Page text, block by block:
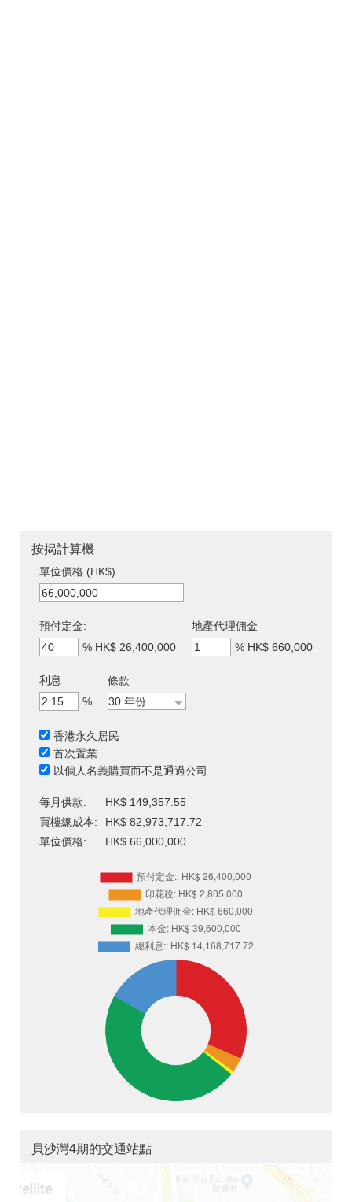
按揭計算機
單位價格 (HK$)
預付定金:
% HK$ 26,400,000
地產代理佣金
% HK$ 660,000
利息
%
條款
香港永久居民
首次置業
以個人名義購買而不是通過公司
每月供款:
HK$ 149,357.55
買樓總成本:
HK$ 82,973,717.72
單位價格:
HK$ 66,000,000
貝沙灣4期的交通站點